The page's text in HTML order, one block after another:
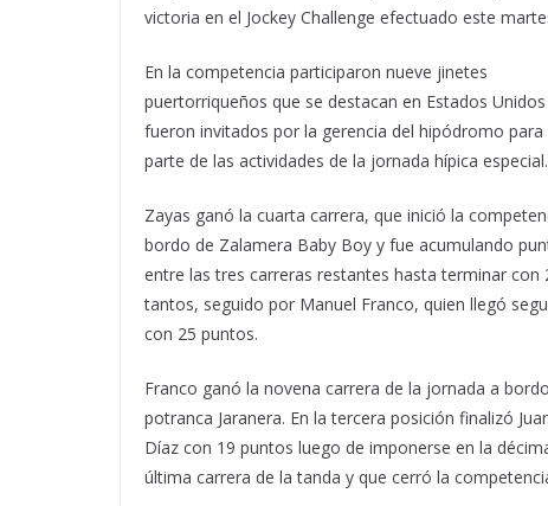
victoria en el Jockey Challenge efectuado este
En la competencia participaron nueve jinetes
puertorriqueños que se destacan en Estados
fueron invitados por la gerencia del hipódromo
parte de las actividades de la jornada hípica especial.
Zayas ganó la cuarta carrera, que inició la
bordo de Zalamera Baby Boy y fue acumulando
entre las tres carreras restantes hasta terminar con
tantos, seguido por Manuel Franco, quien llegó
con 25 puntos.
Franco ganó la novena carrera de la jornada a
potranca Jaranera. En la tercera posición finalizó
Díaz con 19 puntos luego de imponerse en la
última carrera de la tanda y que cerró la